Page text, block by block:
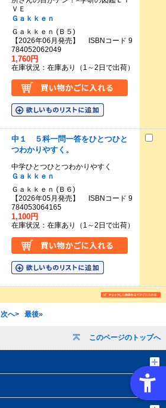
このページのトップへ
ＶＥ
Ｇａｋｋｅｎ
Ｇａｋｋｅｎ (Ｂ５)
【2026年06月発売】 ISBNコード 9
784052062049
1,760円
在庫状況：在庫あり（1～2日で出荷）
中１ ５科一問一答をひとつひと
つわかりやすく。
中学ひとつひとつわかりやすく
Ｇａｋｋｅｎ
Ｇａｋｋｅｎ (Ｂ６)
【2026年05月発売】 ISBNコード 9
784053064165
1,100円
在庫状況：在庫あり（1～2日で出荷）
次へ> 最後»